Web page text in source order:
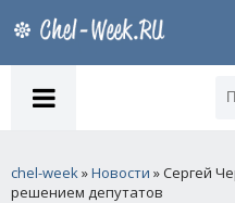
chel-week»Новости » Сергей
решением депутатов